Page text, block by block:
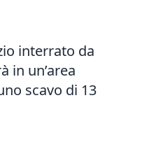
interrato da
in un’area
scavo di 13